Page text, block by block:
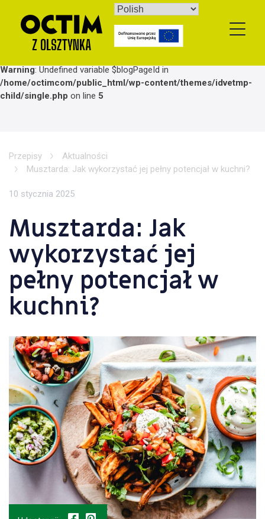
content
Warning: Undefined variable $blogPageId in
/home/octimcom/public_html/wp-content/themes/idvetmp-
child/single.php on line 5
Przepisy
Aktualności
Musztarda: Jak wykorzystać jej pełny potencjał w kuchni?
10 stycznia 2025
Musztarda: Jak
wykorzystać jej
pełny potencjał w
kuchni?